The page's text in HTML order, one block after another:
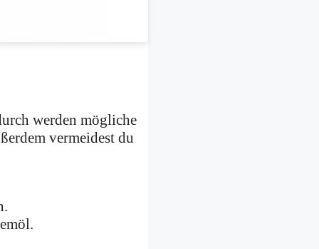
werden mögliche
vermeidest du